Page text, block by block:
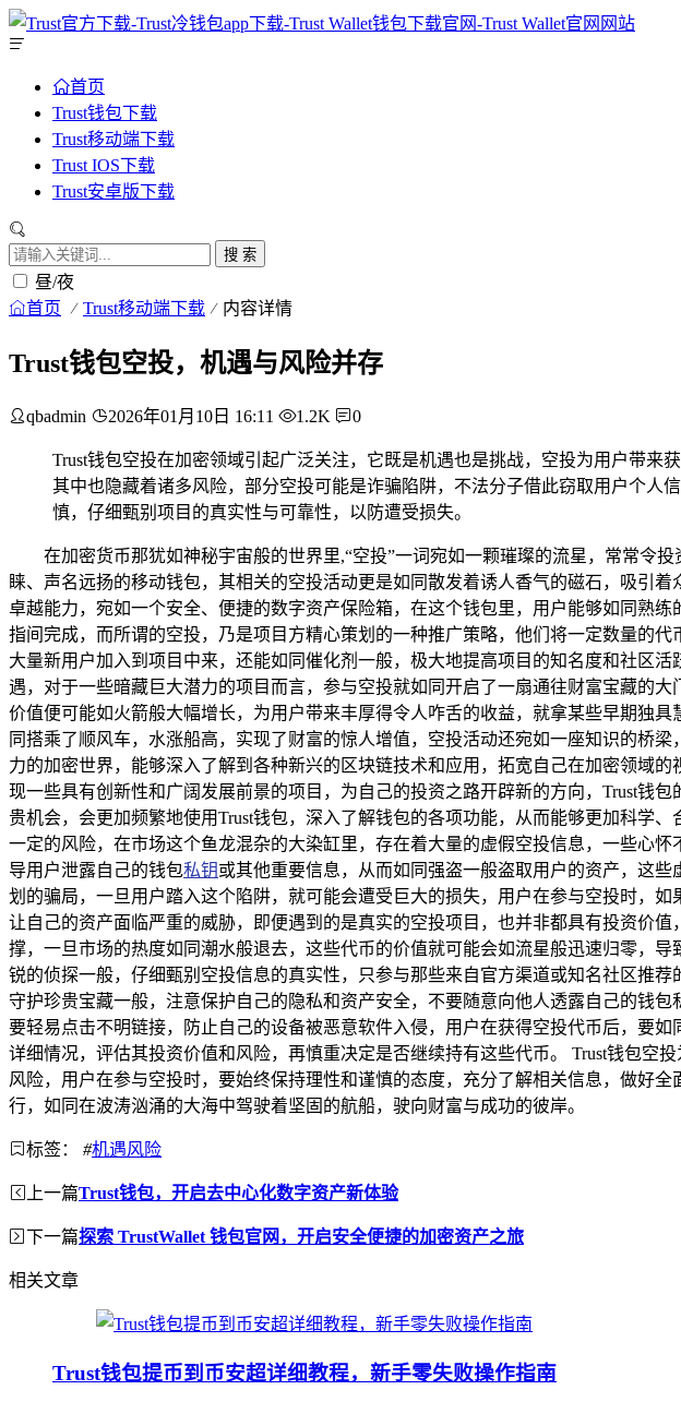
首页
Trust钱包下载
Trust移动端下载
Trust IOS下载
Trust安卓版下载
搜 索
昼/夜
首页 Trust移动端下载 内容详情
Trust钱包空投，机遇与风险并存
qbadmin 2026年01月10日 16:11 1.2K 0
Trust钱包空投在加密领域引起广泛关注，它既是机遇也是挑战，空投为用户带来
其中也隐藏着诸多风险，部分空投可能是诈骗陷阱，不法分子借此窃取用户个人
慎，仔细甄别项目的真实性与可靠性，以防遭受损失。
在加密货币那犹如神秘宇宙般的世界里,“空投”一词宛如一颗璀璨的流星，常常令
睐、声名远扬的移动钱包，其相关的空投活动更是如同散发着诱人香气的磁石，吸引
卓越能力，宛如一个安全、便捷的数字资产保险箱，在这个钱包里，用户能够如同熟
指间完成，而所谓的空投，乃是项目方精心策划的一种推广策略，他们将一定数量的
大量新用户加入到项目中来，还能如同催化剂一般，极大地提高项目的知名度和社区
遇，对于一些暗藏巨大潜力的项目而言，参与空投就如同开启了一扇通往财富宝藏的
价值便可能如火箭般大幅增长，为用户带来丰厚得令人咋舌的收益，就拿某些早期独
同搭乘了顺风车，水涨船高，实现了财富的惊人增值，空投活动还宛如一座知识的桥
力的加密世界，能够深入了解到各种新兴的区块链技术和应用，拓宽自己在加密领域
现一些具有创新性和广阔发展前景的项目，为自己的投资之路开辟新的方向，Trust钱
贵机会，会更加频繁地使用Trust钱包，深入了解钱包的各项功能，从而能够更加科学
一定的风险，在市场这个鱼龙混杂的大染缸里，存在着大量的虚假空投信息，一些心
导用户泄露自己的钱包私钥或其他重要信息，从而如同强盗一般盗取用户的资产，这
划的骗局，一旦用户踏入这个陷阱，就可能会遭受巨大的损失，用户在参与空投时，
让自己的资产面临严重的威胁，即便遇到的是真实的空投项目，也并非都具有投资价
撑，一旦市场的热度如同潮水般退去，这些代币的价值就可能会如流星般迅速归零，
锐的侦探一般，仔细甄别空投信息的真实性，只参与那些来自官方渠道或知名社区推
守护珍贵宝藏一般，注意保护自己的隐私和资产安全，不要随意向他人透露自己的钱
要轻易点击不明链接，防止自己的设备被恶意软件入侵，用户在获得空投代币后，要
详细情况，评估其投资价值和风险，再慎重决定是否继续持有这些代币。 Trust钱包空
风险，用户在参与空投时，要始终保持理性和谨慎的态度，充分了解相关信息，做好全
行，如同在波涛汹涌的大海中驾驶着坚固的航船，驶向财富与成功的彼岸。
标签： #机遇风险
上一篇Trust钱包，开启去中心化数字资产新体验
下一篇探索 TrustWallet 钱包官网，开启安全便捷的加密资产之旅
相关文章
Trust钱包提币到币安超详细教程，新手零失败操作指南